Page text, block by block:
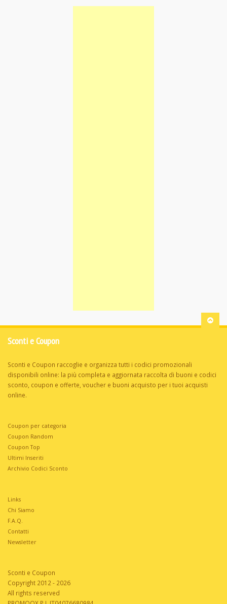
Sconti e Coupon
Sconti e Coupon raccoglie e organizza tutti i codici promozionali
disponibili online: la più completa e aggiornata raccolta di buoni e codici
sconto, coupon e offerte, voucher e buoni acquisto per i tuoi acquisti
online.
Coupon per categoria
Coupon Random
Coupon Top
Ultimi Inseriti
Archivio Codici Sconto
Links
Chi Siamo
F.A.Q.
Contatti
Newsletter
Sconti e Coupon
Copyright 2012 - 2026
All rights reserved